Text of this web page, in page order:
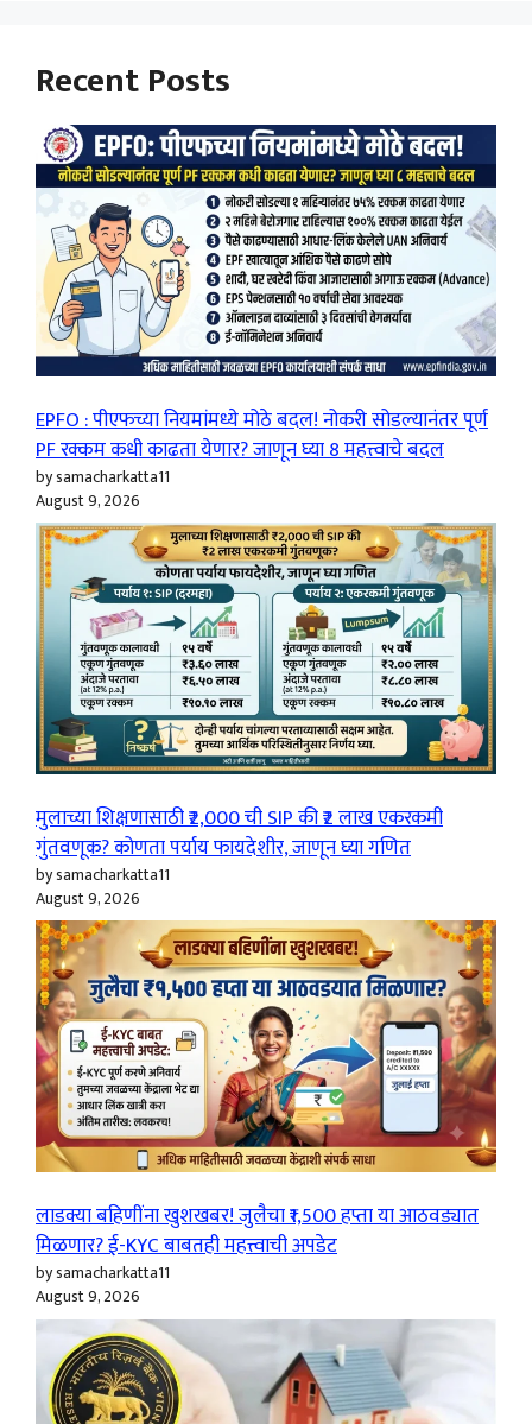
Recent Posts
EPFO : पीएफच्या नियमांमध्ये मोठे बदल! नोकरी सोडल्यानंतर पूर्ण
PF रक्कम कधी काढता येणार? जाणून घ्या 8 महत्त्वाचे बदल
by samacharkatta11
August 9, 2026
मुलाच्या शिक्षणासाठी ₹2,000 ची SIP की ₹2 लाख एकरकमी
गुंतवणूक? कोणता पर्याय फायदेशीर, जाणून घ्या गणित
by samacharkatta11
August 9, 2026
लाडक्या बहिणींना खुशखबर! जुलैचा ₹1,500 हप्ता या आठवड्यात
मिळणार? ई-KYC बाबतही महत्त्वाची अपडेट
by samacharkatta11
August 9, 2026